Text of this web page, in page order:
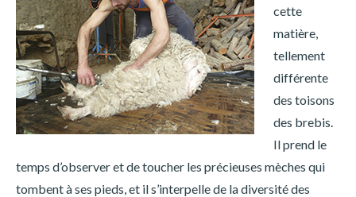
cette
matière,
tellement
différente
des toisons
des brebis.
Il prend le
temps d’observer et de toucher les précieuses mèches qui
tombent à ses pieds, et il s’interpelle de la diversité des